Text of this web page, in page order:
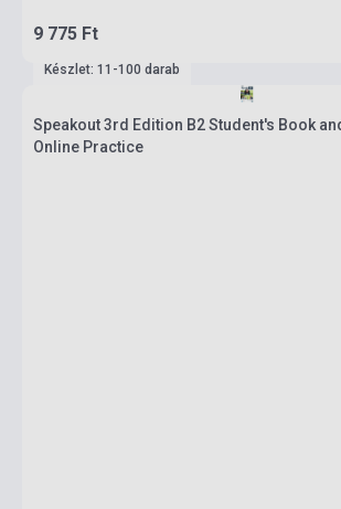
9 775 Ft
Készlet: 11-100 darab
Speakout 3rd Edition B2 Student's Book
Online Practice